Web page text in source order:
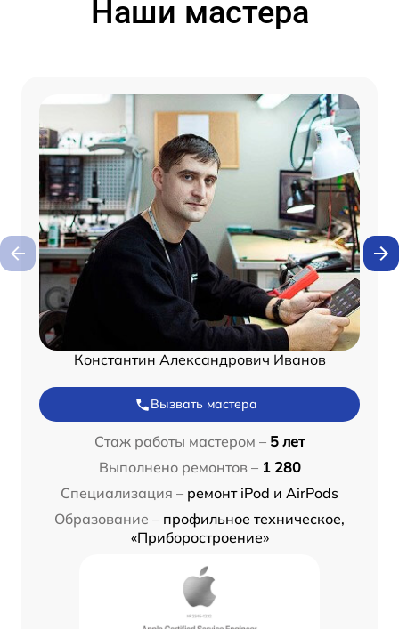
Наши мастера
Константин Александрович Иванов
Вызвать мастера
Стаж работы мастером – 5 лет
Выполнено ремонтов – 1 280
Специализация – ремонт iPod и AirPods
Образование – профильное техническое,
«Приборостроение»